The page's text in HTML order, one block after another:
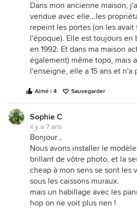
Dans mon ancienne maison,
vendue avec elle...les
repeint les portes (on les
l'époque). Elle est toujours en
en 1992. Et dans ma maison
également) même topo, mais
l'enseigne, elle a 15 ans et n'a
Aimé | 4 Sauvegarder
Sophie C
il y a 7 ans
Bonjour ,
Nous avons installer le
brillant de vôtre photo, et la
cheap à mon sens se sont les
sous les caissons muraux.
mais un habillage avec les
hop on ne voit plus rien !